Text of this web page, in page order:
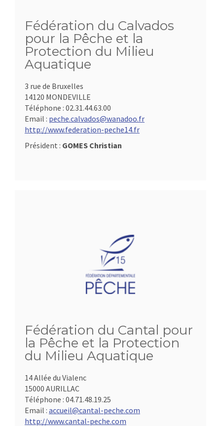
Fédération du Calvados
pour la Pêche et la
Protection du Milieu
Aquatique
3 rue de Bruxelles
14120 MONDEVILLE
Téléphone : 02.31.44.63.00
Email : peche.calvados@wanadoo.fr
http://www.federation-peche14.fr
Président : GOMES Christian
Fédération du Cantal pour
la Pêche et la Protection
du Milieu Aquatique
14 Allée du Vialenc
15000 AURILLAC
Téléphone : 04.71.48.19.25
Email : accueil@cantal-peche.com
http://www.cantal-peche.com